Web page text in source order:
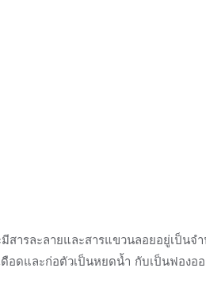
ารละลายและสารแขวนลอยอยู่เป็นจ
อดและก่อตัวเป็นหยดน้ำ กับเป็นฟองอ